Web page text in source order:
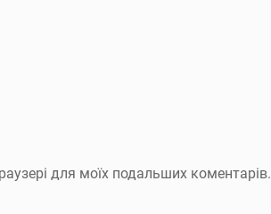
для моїх подальших коментарів.